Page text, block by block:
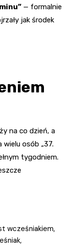
— formalnie
jak środek
na co dzień, a
wielu osób „37.
tygodniem.
wcześniakiem,